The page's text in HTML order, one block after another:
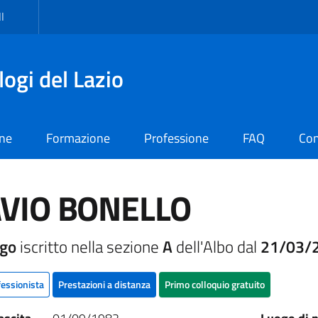
del Lazio
Formazione Professione FAQ
BONELLO
iscritto nella sezioneAdell'Albo dal 21/03/
Prestazioni a distanza Primo colloquio gratuito